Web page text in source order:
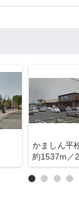
かましん平
約1537m／